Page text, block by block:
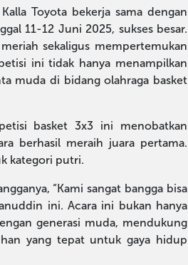
Toyota bekerja sama dengan
11-12 Juni 2025, sukses besar.
sekaligus mempertemukan
ini tidak hanya menampilkan
muda di bidang olahraga basket
basket 3x3 ini menobatkan
berhasil meraih juara pertama.
kategori putri.
“Kami sangat bangga bisa
ini. Acara ini bukan hanya
generasi muda, mendukung
yang tepat untuk gaya hidup